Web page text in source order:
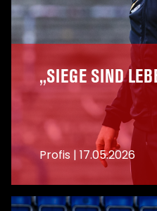
A
„SIEGE SIND
Profis | 17.05.2026